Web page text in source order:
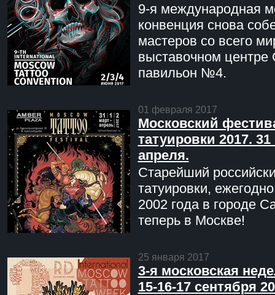
9-я международная
конвенция снова
мастеров со всего
выставочном центре
павильон №4.
01 февраля 2017
Московский
татуировки 2017. 31
апреля.
Старейший
татуировки,
2002 года в городе
теперь в Москве!
25 января 2017
3-я московская
15-16-17 сентября